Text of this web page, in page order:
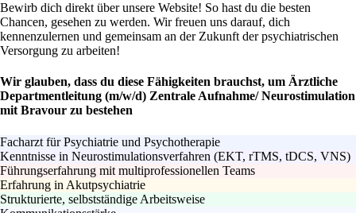
Bewirb dich direkt über unsere Website! So hast du die besten
Chancen, gesehen zu werden. Wir freuen uns darauf, dich
kennenzulernen und gemeinsam an der Zukunft der psychiatrischen
Versorgung zu arbeiten!
Wir glauben, dass du diese Fähigkeiten brauchst, um Ärztliche
Departmentleitung (m/w/d) Zentrale Aufnahme/ Neurostimulation
mit Bravour zu bestehen
Facharzt für Psychiatrie und Psychotherapie
Kenntnisse in Neurostimulationsverfahren (EKT, rTMS, tDCS, VNS)
Führungserfahrung mit multiprofessionellen Teams
Erfahrung in Akutpsychiatrie
Strukturierte, selbstständige Arbeitsweise